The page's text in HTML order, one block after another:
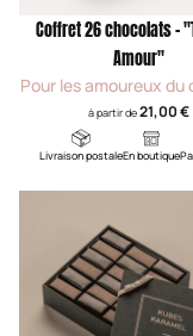
Coffret 26 chocolats -
Amour"
Pour les amoureux du
à partir de21,00 €
Livraison postaleEn boutique